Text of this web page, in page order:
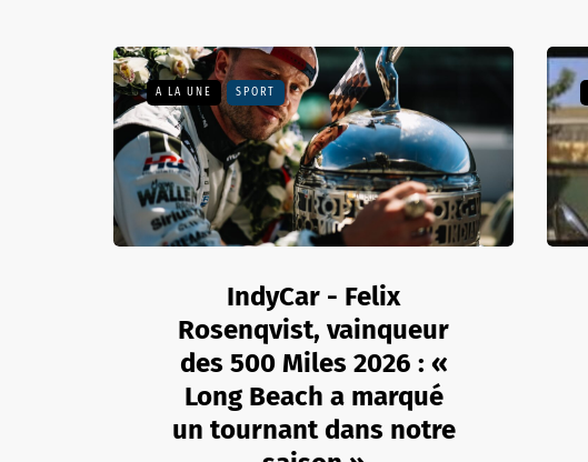
A LA UNE SPORT
IndyCar - Felix
Rosenqvist, vainqueur
des 500 Miles 2026 : «
Long Beach a marqué
un tournant dans notre